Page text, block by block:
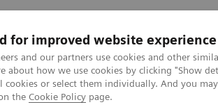
for improved website experience
and our partners use cookies and other
about how we use cookies by clicking "Show
cookies or select them individually. And you
the Cookie Policy page.
Kliniska specialiteter
Standards
IHE - Computed Tomography